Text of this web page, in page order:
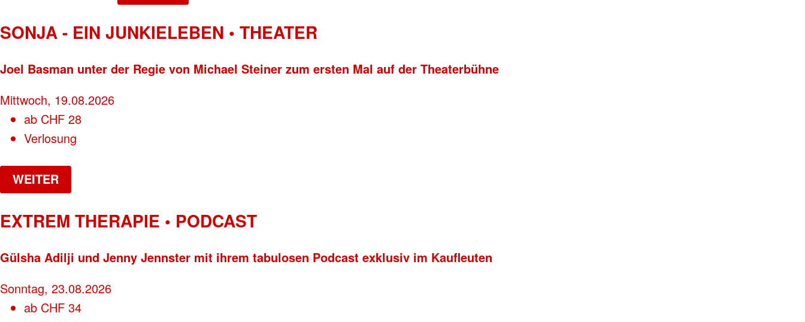
SONJA - EIN JUNKIELEBEN • THEATER
Joel Basman unter der Regie von Michael Steiner zum ersten Mal auf der Theaterbühne
Mittwoch, 19.08.2026
ab CHF 28
Verlosung
WEITER
EXTREM THERAPIE • PODCAST
Gülsha Adilji und Jenny Jennster mit ihrem tabulosen Podcast exklusiv im Kaufleuten
Sonntag, 23.08.2026
ab CHF 34